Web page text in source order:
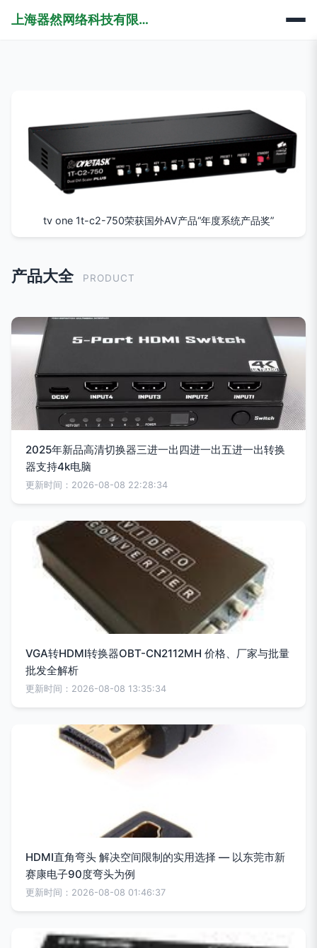
上海器然网络科技有限公司
tv one 1t-c2-750荣获国外AV产品“年度系统产品奖”
产品大全 PRODUCT
2025年新品高清切换器三进一出四进一出五进一出转换
器支持4k电脑
更新时间：2026-08-08 22:28:34
VGA转HDMI转换器OBT-CN2112MH 价格、厂家与批量
批发全解析
更新时间：2026-08-08 13:35:34
HDMI直角弯头 解决空间限制的实用选择 — 以东莞市新
赛康电子90度弯头为例
更新时间：2026-08-08 01:46:37